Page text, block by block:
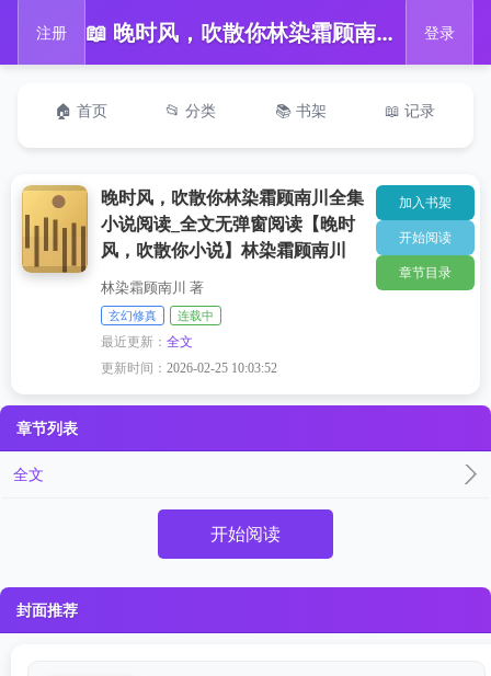
注册 📖 晚时风，吹散你林染霜顾南川全集小说阅读_全文无弹窗阅读【晚时风，吹散你小说】林染霜顾南川 登录
🏠 首页 📂 分类 📚 书架 📖 记录
晚时风，吹散你林染霜顾南川全集
小说阅读_全文无弹窗阅读【晚时
风，吹散你小说】林染霜顾南川
林染霜顾南川 著
玄幻修真 连载中
最近更新：全文
更新时间：2026-02-25 10:03:52
加入书架
开始阅读
章节目录
章节列表
全文
开始阅读
封面推荐